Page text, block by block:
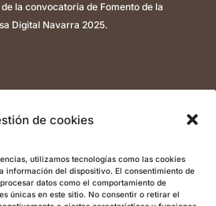
de cookies
utilizamos tecnologías como las cookies
información del dispositivo. El consentimiento de
datos como el comportamiento de
únicas en este sitio. No consentir o retirar el
la convocatoria de Fomento de la
Digital Navarra 2025.